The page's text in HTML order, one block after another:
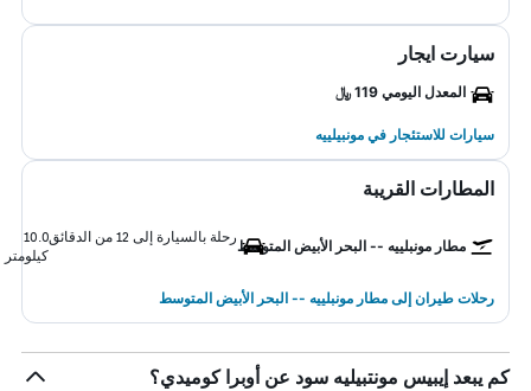
سيارت ايجار
المعدل اليومي 119 ﷼
سيارات للاستئجار في مونبيلييه
المطارات القريبة
مطار مونبلييه -- البحر الأبيض المتوسط
رحلة بالسيارة إلى 12 من الدقائق
10.0
كيلومتر
رحلات طيران إلى مطار مونبلييه -- البحر الأبيض المتوسط
كم يبعد إيبيس مونتبيليه سود عن أوبرا كوميدي؟